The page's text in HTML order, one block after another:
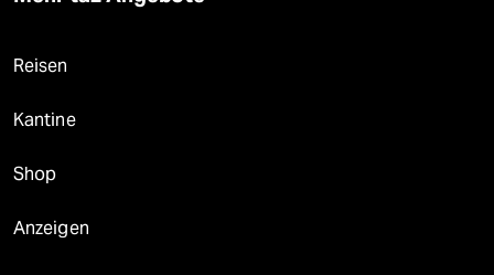
Reisen
Kantine
Shop
Anzeigen